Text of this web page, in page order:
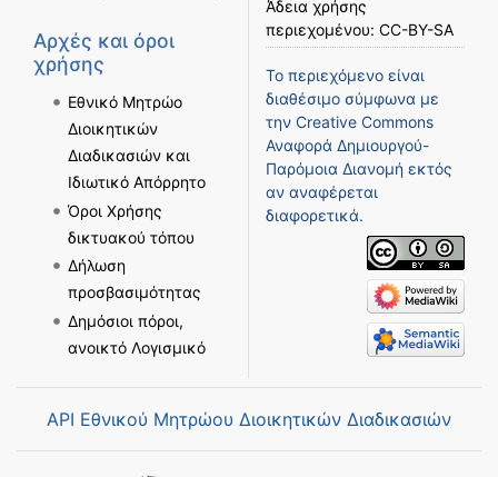
Αρχές και όροι
χρήσης
Εθνικό Μητρώο
Διοικητικών
Διαδικασιών και
Ιδιωτικό Απόρρητο
Όροι Χρήσης
δικτυακού τόπου
Δήλωση
προσβασιμότητας
Δημόσιοι πόροι,
ανοικτό Λογισμικό
Άδεια χρήσης
περιεχομένου: CC-BY-SA
Το περιεχόμενο είναι
διαθέσιμο σύμφωνα με
την Creative Commons
Αναφορά Δημιουργού-
Παρόμοια Διανομή εκτός
αν αναφέρεται
διαφορετικά.
API Εθνικού Μητρώου Διοικητικών Διαδικασιών